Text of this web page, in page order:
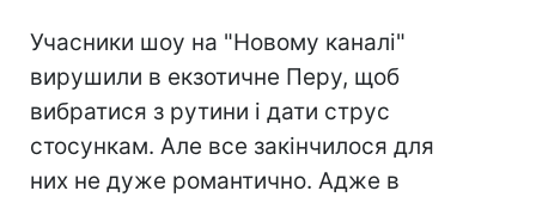
Учасники шоу на "Новому каналі"
вирушили в екзотичне Перу, щоб
вибратися з рутини і дати струс
стосункам. Але все закінчилося для
них не дуже романтично. Адже в